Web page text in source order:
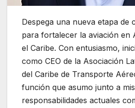
Despega una nueva etapa de
para fortalecer la aviación en
el Caribe. Con entusiasmo,
como CEO de la Asociación
del Caribe de Transporte
función que asumo junto a mis
responsabilidades actuales